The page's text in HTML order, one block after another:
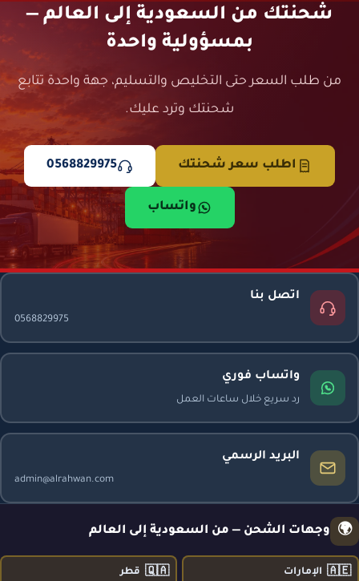
شحنتك من السعودية إلى العالم —
بمسؤولية واحدة
من طلب السعر حتى التخليص والتسليم، جهة واحدة تتابع
شحنتك وترد عليك.
اطلب سعر شحنتك 0568829975
واتساب
اتصل بنا
0568829975
واتساب فوري
رد سريع خلال ساعات العمل
البريد الرسمي
admin@alrahwan.com
🌍 وجهات الشحن — من السعودية إلى العالم
🇦🇪 الإمارات 🇶🇦 قطر